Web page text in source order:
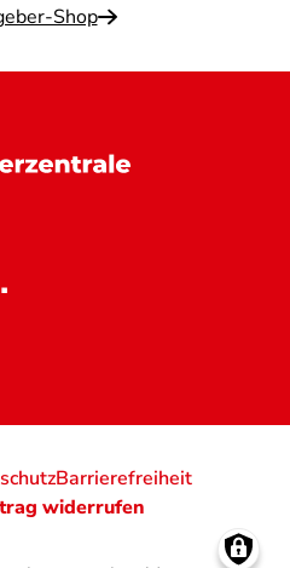
Shop
Barrierefreiheit
widerrufen